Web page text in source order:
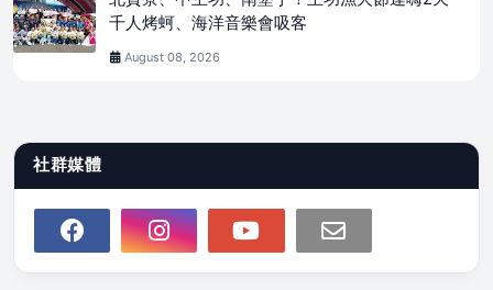
千人烤蚵、海洋音樂會吸客
August 08, 2026
社群媒體